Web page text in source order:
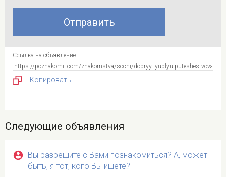
Ссылка на объявление:
Копировать
Следующие объявления
Вы разрешите с Вами познакомиться? А, может
быть, я тот, кого Вы ищете?